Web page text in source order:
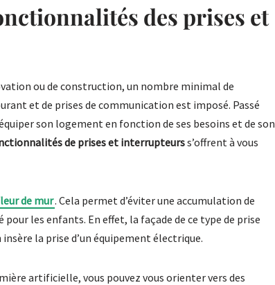
des prises et
ou de construction, un nombre minimal de
et de prises de communication est imposé. Passé
son logement en fonction de ses besoins et de son
de prises et interrupteurss’offrent à vous
de mur. Cela permet d’éviter une accumulation de
les enfants. En effet, la façade de ce type de prise
insère la prise d’un équipement électrique.
artificielle, vous pouvez vous orienter vers des